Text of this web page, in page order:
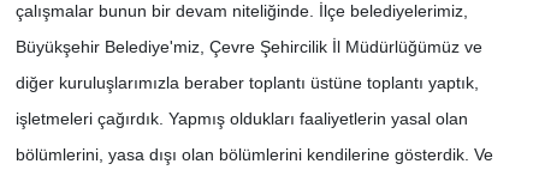
çalışmalar bunun bir devam niteliğinde. İlçe belediyelerimiz,
Büyükşehir Belediye'miz, Çevre Şehircilik İl Müdürlüğümüz ve
diğer kuruluşlarımızla beraber toplantı üstüne toplantı yaptık,
işletmeleri çağırdık. Yapmış oldukları faaliyetlerin yasal olan
bölümlerini, yasa dışı olan bölümlerini kendilerine gösterdik. Ve